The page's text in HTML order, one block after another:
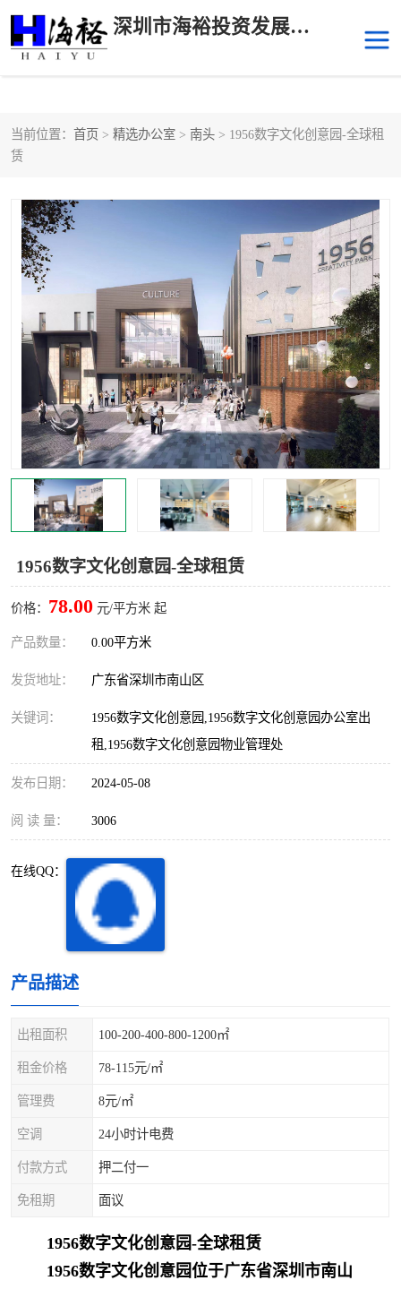
深圳市海裕投资发展有限公司
当前位置： 首页 > 精选办公室 > 南头 > 1956数字文化创意园-全球租
赁
1956数字文化创意园-全球租赁
价格： 78.00 元/平方米 起
产品数量： 0.00平方米
发货地址： 广东省深圳市南山区
关键词：
1956数字文化创意园,1956数字文化创意园办公室出
租,1956数字文化创意园物业管理处
发布日期： 2024-05-08
阅 读 量： 3006
在线QQ：
产品描述
出租面积 100-200-400-800-1200㎡
租金价格 78-115元/㎡
管理费 8元/㎡
空调 24小时计电费
付款方式 押二付一
免租期 面议
1956数字文化创意园-全球租赁
1956数字文化创意园位于广东省深圳市南山
科技园中区 南山华侨城
前海 深圳湾科技生态园
福田中心区写字楼租赁 宝安中心区
深圳宝安 福田车公庙
罗湖水贝 南山南油
龙华 罗湖区
宝安区 西乡
兴东 石岩
车公庙
中心区
南山区 西丽
南头 高新园
深圳超级总部基地
龙岗区
宝安西乡
光明区 南山西丽
龙华观澜